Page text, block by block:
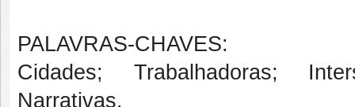
PALAVRAS-CHAVES:
Cidades; Trabalhadoras;
Narrativas.